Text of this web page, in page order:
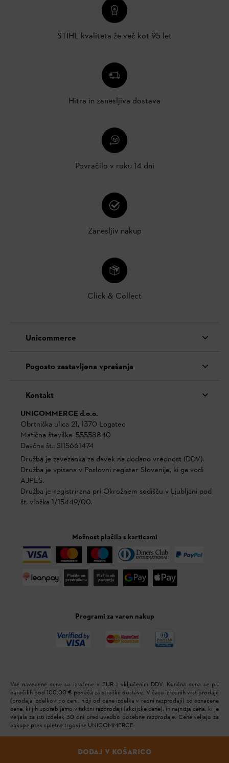
DODAJ V KOŠARICO
STIHL kvaliteta že več kot 95 let
Hitra in zanesljiva dostava
Povračilo v roku 14 dni
Zanesljiv nakup
Click & Collect
Unicommerce
Pogosto zastavljena vprašanja
Kontakt
UNICOMMERCE d.o.o.
Obrtniška ulica 21, 1370 Logatec
Matična številka: 55558840
Davčna št.: SI15661474
Družba je zavezanka za davek na dodano vrednost (DDV).
Družba je vpisana v Poslovni register Slovenije, ki ga vodi
AJPES.
Družba je registrirana pri Okrožnem sodišču v Ljubljani pod
št. vložka 1/15449/00.
Možnost plačila s karticami
Programi za varen nakup
Vse navedene cene so izražene v EUR z vključenim DDV. Končna cena se pri
naročilih pod 100,00 € poveča za stroške dostave. V času izrednih vrst prodaje
(prodaja izdelkov po ceni, nižji od cene izdelka v redni razprodaji) so označene
cene, ki jih uporabljamo v takšni razprodaji (akcijske cene), in najnižja cena, ki je
veljala za isti izdelek 30 dni pred uvedbo posebne razprodaje. Cene veljajo za
nakupe prek spletne trgovine UNICOMMERCE.
Izdelava spletne strani:Looka.hr